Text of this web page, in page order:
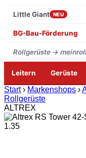
Little Giant NEU
BG-Bau-Förderung
Rollgerüste →
Leitern Gerüste
Zum
Inhalt
springen
Start › Markenshops ›
Rollgerüste
ALTREX